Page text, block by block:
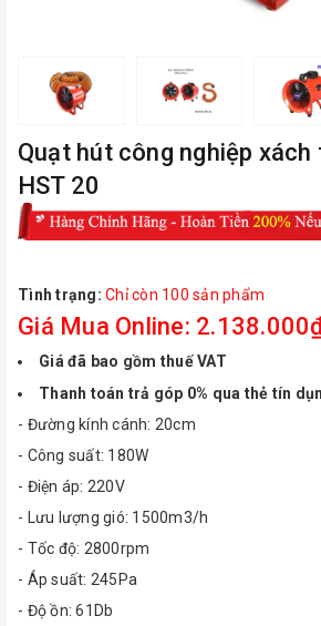
Quạt hút công nghiệp xách
HST 20
Tình trạng: Chỉ còn 100 sản phẩm
Giá Mua Online:
Giá đã bao gồm thuế VAT
Thanh toán trả góp 0% qua thẻ tín
- Đường kính cánh: 20cm
- Công suất: 180W
- Điện áp: 220V
- Lưu lượng gió: 1500m3/h
- Tốc độ: 2800rpm
- Áp suất: 245Pa
- Độ ồn: 61Db